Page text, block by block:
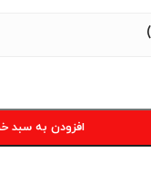
افزودن به سبد